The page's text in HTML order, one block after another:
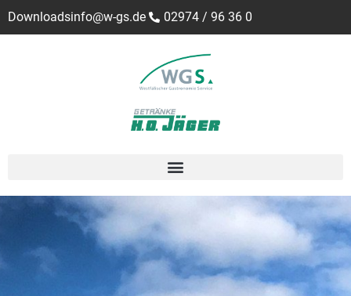
Downloadsinfo@w-gs.de 02974 / 96 36 0